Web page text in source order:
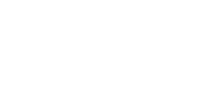
đảm bảo an toàn sức